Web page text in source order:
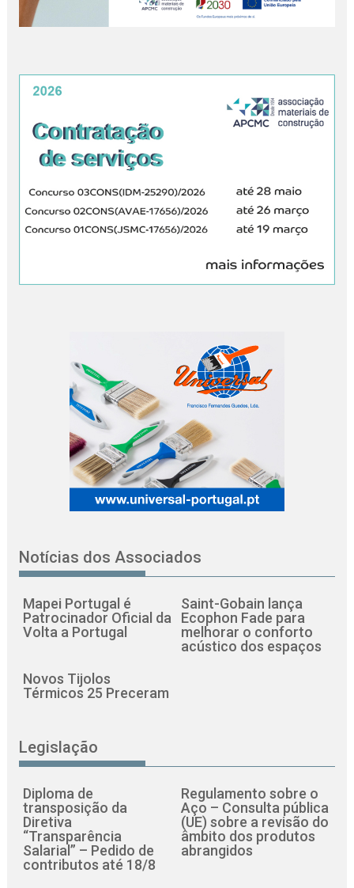
Notícias dos Associados
Mapei Portugal é
Patrocinador Oficial da
Volta a Portugal
Saint-Gobain lança
Ecophon Fade para
melhorar o conforto
acústico dos espaços
Novos Tijolos
Térmicos 25 Preceram
Legislação
Diploma de
transposição da
Diretiva
“Transparência
Salarial” – Pedido de
contributos até 18/8
Regulamento sobre o
Aço – Consulta pública
(UE) sobre a revisão do
âmbito dos produtos
abrangidos